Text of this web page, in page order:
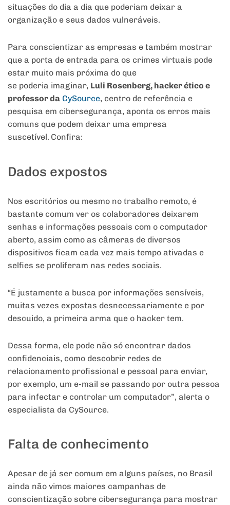
situações do dia a dia que poderiam deixar a
organização e seus dados vulneráveis.
Para conscientizar as empresas e também mostrar
que a porta de entrada para os crimes virtuais pode
estar muito mais próxima do que
se poderia imaginar, Luli Rosenberg, hacker ético e
professor da CySource, centro de referência e
pesquisa em cibersegurança, aponta os erros mais
comuns que podem deixar uma empresa
suscetível. Confira:
Dados expostos
Nos escritórios ou mesmo no trabalho remoto, é
bastante comum ver os colaboradores deixarem
senhas e informações pessoais com o computador
aberto, assim como as câmeras de diversos
dispositivos ficam cada vez mais tempo ativadas e
selfies se proliferam nas redes sociais.
“É justamente a busca por informações sensíveis,
muitas vezes expostas desnecessariamente e por
descuido, a primeira arma que o hacker tem.
Dessa forma, ele pode não só encontrar dados
confidenciais, como descobrir redes de
relacionamento profissional e pessoal para enviar,
por exemplo, um e-mail se passando por outra pessoa
para infectar e controlar um computador”, alerta o
especialista da CySource.
Falta de conhecimento
Apesar de já ser comum em alguns países, no Brasil
ainda não vimos maiores campanhas de
conscientização sobre cibersegurança para mostrar